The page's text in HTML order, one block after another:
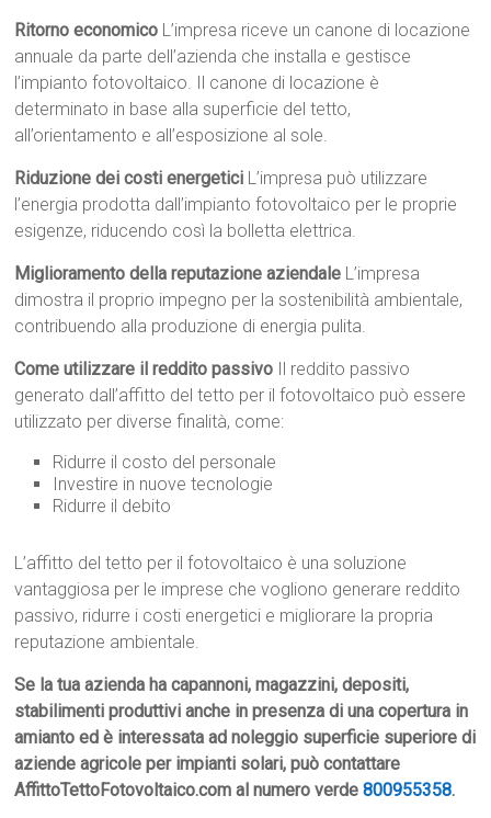
Ritorno economico L’impresa riceve un canone di locazione
annuale da parte dell’azienda che installa e gestisce
l’impianto fotovoltaico. Il canone di locazione è
determinato in base alla superficie del tetto,
all’orientamento e all’esposizione al sole.
Riduzione dei costi energetici L’impresa può utilizzare
l’energia prodotta dall’impianto fotovoltaico per le proprie
esigenze, riducendo così la bolletta elettrica.
Miglioramento della reputazione aziendale L’impresa
dimostra il proprio impegno per la sostenibilità ambientale,
contribuendo alla produzione di energia pulita.
Come utilizzare il reddito passivo Il reddito passivo
generato dall’affitto del tetto per il fotovoltaico può essere
utilizzato per diverse finalità, come:
Ridurre il costo del personale
Investire in nuove tecnologie
Ridurre il debito
L’affitto del tetto per il fotovoltaico è una soluzione
vantaggiosa per le imprese che vogliono generare reddito
passivo, ridurre i costi energetici e migliorare la propria
reputazione ambientale.
Se la tua azienda ha capannoni, magazzini, depositi,
stabilimenti produttivi anche in presenza di una copertura in
amianto ed è interessata ad noleggio superficie superiore di
aziende agricole per impianti solari, può contattare
AffittoTettoFotovoltaico.com al numero verde800955358.